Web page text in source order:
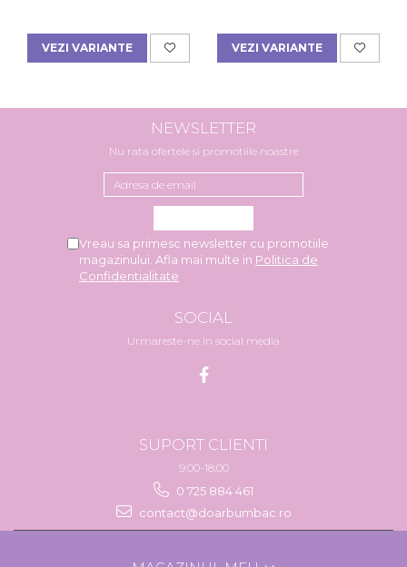
VEZI VARIANTE VEZI VARIANTE
NEWSLETTER
Nu rata ofertele si promotiile noastre
Vreau sa primesc newsletter cu promotiile
magazinului. Afla mai multe in Politica de
Confidentialitate
SOCIAL
Urmareste-ne in social media
SUPORT CLIENTI
9:00-18:00
0 725 884 461
contact@doarbumbac.ro